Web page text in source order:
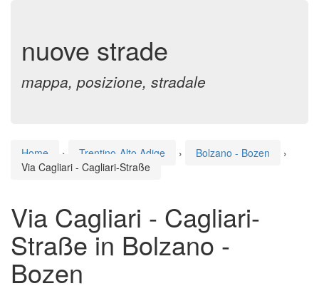
nuove strade
mappa, posizione, stradale
Home › Trentino-Alto Adige › Bolzano - Bozen
›
Via Cagliari - Cagliari-Straße
Via Cagliari - Cagliari-
Straße in Bolzano -
Bozen